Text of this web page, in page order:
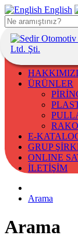
English
ÜRÜNLER
E-
GRUP
ONLINE
İLETİŞİM
Arama
Arama